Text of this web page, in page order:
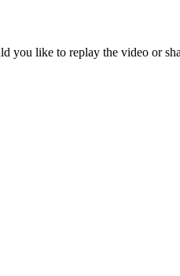
you like to replay the video or